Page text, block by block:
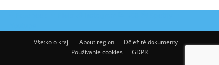
Všetko o kraji
About region
Dôležité dokumenty
Používanie cookies
GDPR